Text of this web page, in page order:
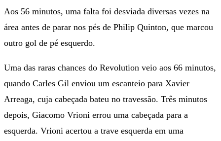
Aos 56 minutos, uma falta foi desviada diversas vezes na
área antes de parar nos pés de Philip Quinton, que marcou
outro gol de pé esquerdo.
Uma das raras chances do Revolution veio aos 66 minutos,
quando Carles Gil enviou um escanteio para Xavier
Arreaga, cuja cabeçada bateu no travessão. Três minutos
depois, Giacomo Vrioni errou uma cabeçada para a
esquerda. Vrioni acertou a trave esquerda em uma